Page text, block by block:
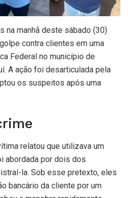
na manhã deste sábado (30)
contra clientes em uma
Federal no município de
A ação foi desarticulada pela
os suspeitos após uma
relatou que utilizava um
abordada por dois dos
la. Sob esse pretexto, eles
bancário da cliente por um